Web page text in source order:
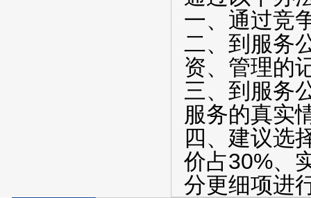
一、通过竞
二、到服务
资、管理的
三、到服务
服务的真实
四、建议选
价占30%、
分更细项进